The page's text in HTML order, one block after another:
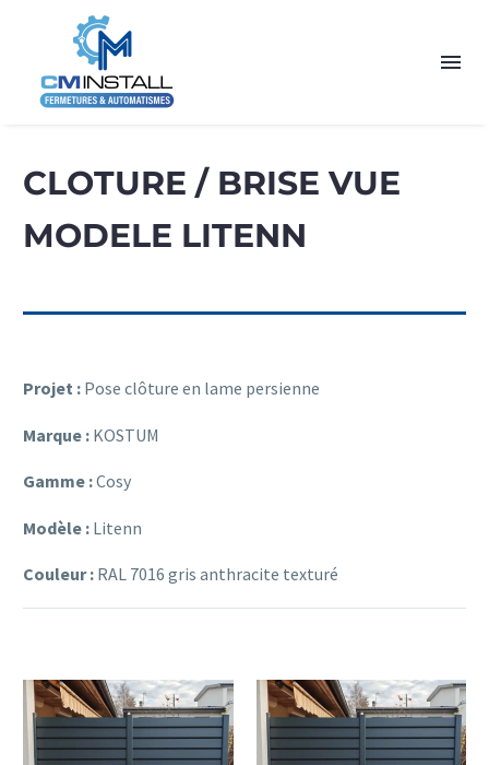
CLOTURE / BRISE VUE
MODELE LITENN
Projet : Pose clôture en lame persienne
Marque : KOSTUM
Gamme :Cosy
Modèle : Litenn
Couleur : RAL 7016 gris anthracite texturé